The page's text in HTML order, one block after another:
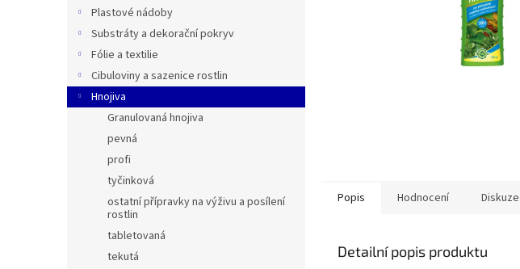
Plastové nádoby
Substráty a dekorační pokryv
Fólie a textilie
Cibuloviny a sazenice rostlin
Hnojiva
Granulovaná hnojiva
pevná
profi
tyčinková
ostatní přípravky na výživu a posílení
rostlin
tabletovaná
tekutá
Popis Hodnocení Diskuze
Detailní popis produktu